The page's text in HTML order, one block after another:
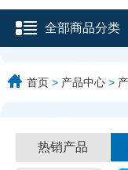
全部商品分类
首页 > 产品中心 >
热销产品